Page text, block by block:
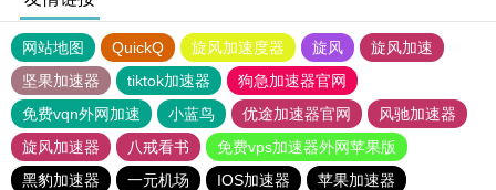
网站地图 QuickQ 旋风加速度器 旋风
旋风加速
坚果加速器
tiktok加速器
狗急加速器官网
免费vqn外网加速
小蓝鸟 优途加速器官网
风驰加速器
旋风加速器
八戒看书
免费vps加速器外网苹果版
黑豹加速器
一元机场 IOS加速器
苹果加速器